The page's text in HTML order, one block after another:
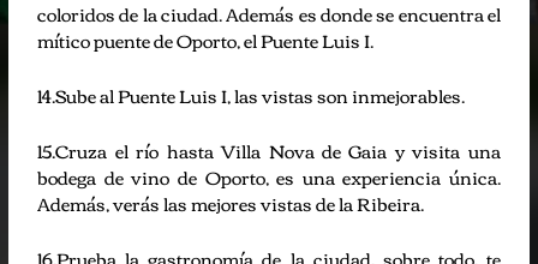
coloridos de la ciudad. Además es donde se encuentra el
mítico puente de Oporto, el Puente Luis I.
14.Sube al Puente Luis I, las vistas son inmejorables.
15.Cruza el río hasta Villa Nova de Gaia y visita una
bodega de vino de Oporto, es una experiencia única.
Además, verás las mejores vistas de la Ribeira.